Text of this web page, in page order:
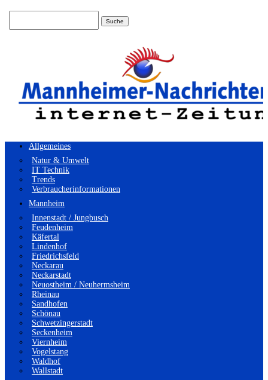
Allgemeines
Natur & Umwelt
IT Technik
Trends
Verbraucherinformationen
Mannheim
Innenstadt / Jungbusch
Feudenheim
Käfertal
Lindenhof
Friedrichsfeld
Neckarau
Neckarstadt
Neuostheim / Neuhermsheim
Rheinau
Sandhofen
Schönau
Schwetzingerstadt
Seckenheim
Viernheim
Vogelstang
Waldhof
Wallstadt